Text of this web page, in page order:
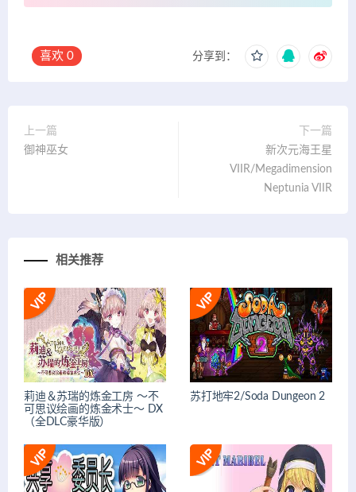
喜欢 0 分享到：
上一篇
御神巫女
下一篇
新次元海王星
VIIR/Megadimension
Neptunia VIIR
相关推荐
莉迪＆苏瑞的炼金工房 ～不
可思议绘画的炼金术士～ DX
（全DLC豪华版）
苏打地牢2/Soda Dungeon 2